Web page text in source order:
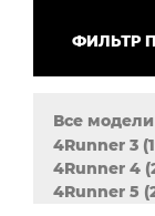
ФИЛЬТР
Все модели
4Runner 3
4Runner 4
4Runner 5